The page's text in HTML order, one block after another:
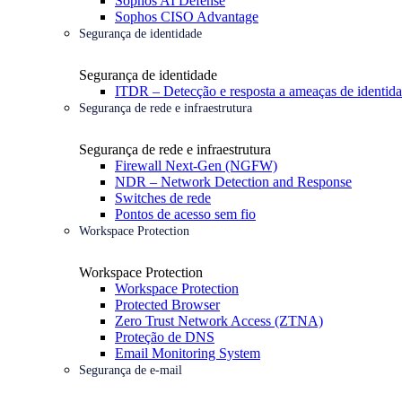
Sophos CISO Advantage
Segurança de identidade
Segurança de identidade
ITDR – Detecção e resposta a ameaças de
Segurança de rede e infraestrutura
Segurança de rede e infraestrutura
Firewall Next-Gen (NGFW)
NDR – Network Detection and Response
Switches de rede
Pontos de acesso sem fio
Workspace Protection
Workspace Protection
Workspace Protection
Protected Browser
Zero Trust Network Access (ZTNA)
Proteção de DNS
Email Monitoring System
Segurança de e-mail